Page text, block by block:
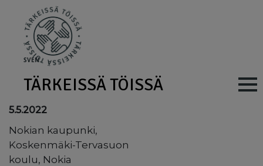
SVEN
TÄRKEISSÄ TÖISSÄ Main
5.5.2022
Nokian kaupunki,
Koskenmäki-Tervasuon
koulu, Nokia